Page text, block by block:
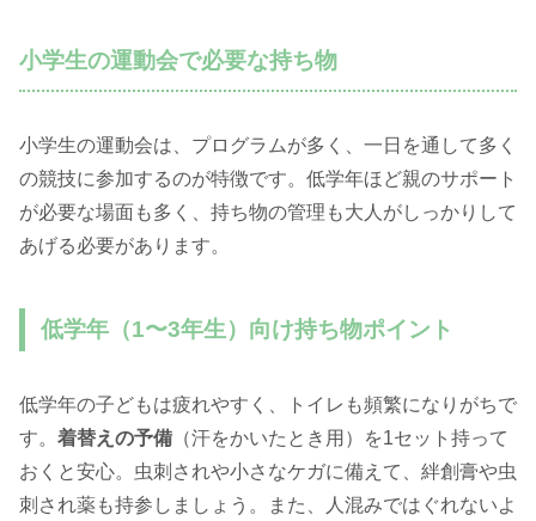
小学生の運動会で必要な持ち物
小学生の運動会は、プログラムが多く、一日を通して多く
の競技に参加するのが特徴です。低学年ほど親のサポート
が必要な場面も多く、持ち物の管理も大人がしっかりして
あげる必要があります。
低学年（1〜3年生）向け持ち物ポイント
低学年の子どもは疲れやすく、トイレも頻繁になりがちで
す。 着替えの予備 （汗をかいたとき用）を1セット持って
おくと安心。虫刺されや小さなケガに備えて、絆創膏や虫
刺され薬も持参しましょう。また、人混みではぐれないよ